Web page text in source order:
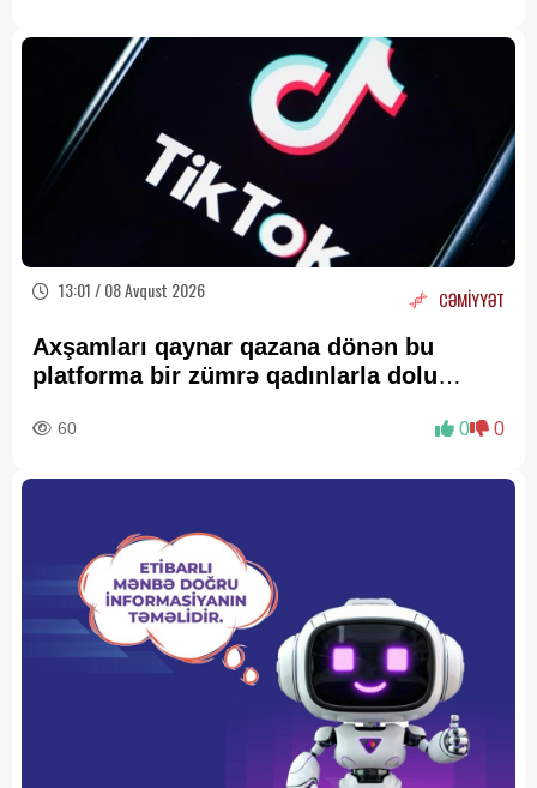
13:01 / 08 Avqust 2026 CƏMİYYƏT
Axşamları qaynar qazana dönən bu
platforma bir zümrə qadınlarla dolu
60 0 0